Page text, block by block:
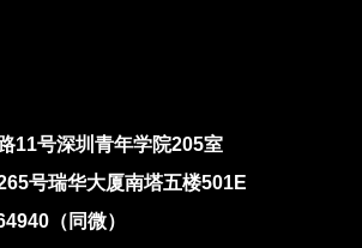
11号深圳青年学院205室
号瑞华大厦南塔五楼501E
（同微）